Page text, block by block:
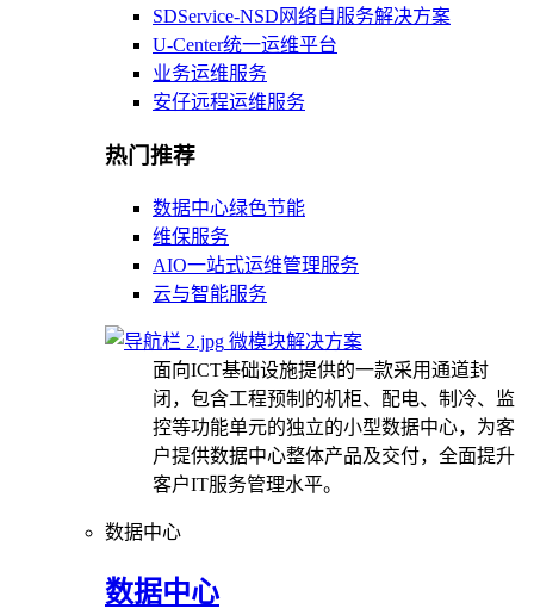
SDService-NSD网络自服务解决方案
U-Center统一运维平台
业务运维服务
安仔远程运维服务
热门推荐
数据中心绿色节能
维保服务
AIO一站式运维管理服务
云与智能服务
微模块解决方案
面向ICT基础设施提供的一款采用通道封
闭，包含工程预制的机柜、配电、制冷、监
控等功能单元的独立的小型数据中心，为客
户提供数据中心整体产品及交付，全面提升
客户IT服务管理水平。
数据中心
数据中心